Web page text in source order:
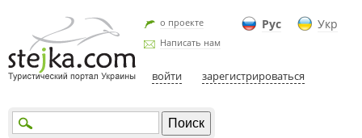
Рус Укр
о проекте
Написать нам
войти зарегистрироваться